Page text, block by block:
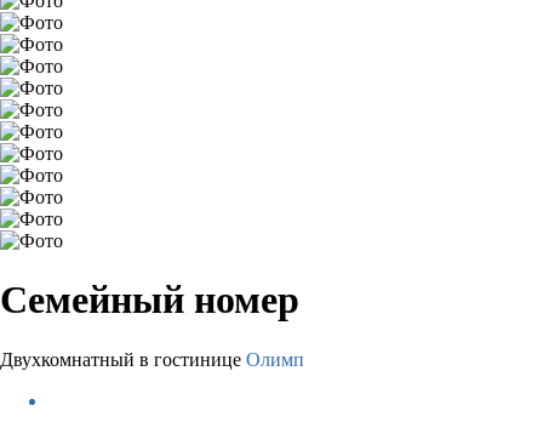
Семейный номер
Двухкомнатный в гостинице Олимп